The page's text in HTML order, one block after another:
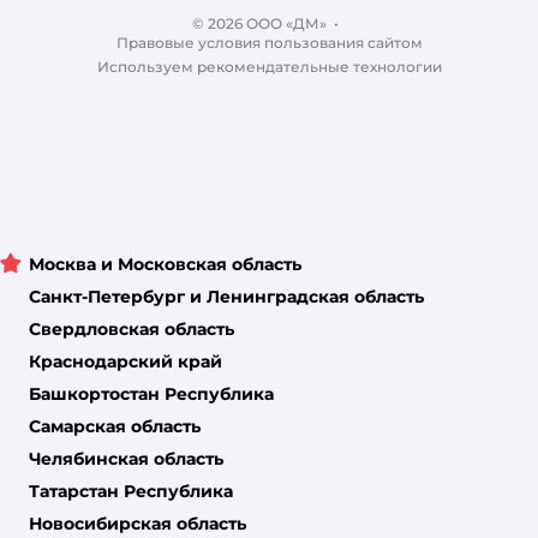
Блог
© 2026 ООО «ДМ» •
Правовые условия пользования сайтом
Используем рекомендательные технологии
Москва и Московская область
Санкт-Петербург и Ленинградская область
Свердловская область
Краснодарский край
Башкортостан Республика
Самарская область
Челябинская область
Татарстан Республика
Новосибирская область